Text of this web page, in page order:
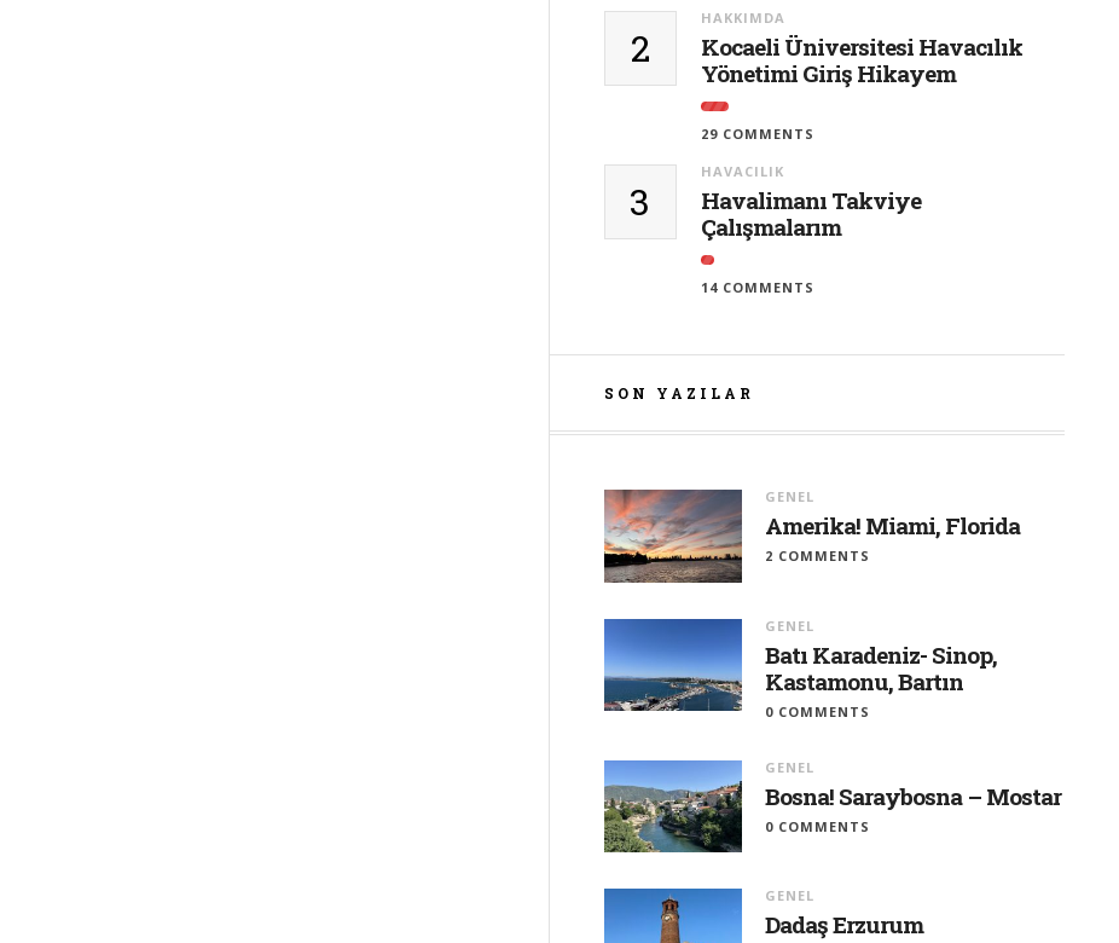
2
HAKKIMDA
Kocaeli Üniversitesi Havacılık
Yönetimi Giriş Hikayem
29 COMMENTS
3
HAVACILIK
Havalimanı Takviye
Çalışmalarım
14 COMMENTS
SON YAZILAR
GENEL
Amerika! Miami, Florida
2 COMMENTS
GENEL
Batı Karadeniz- Sinop,
Kastamonu, Bartın
0 COMMENTS
GENEL
Bosna! Saraybosna – Mostar
0 COMMENTS
GENEL
Dadaş Erzurum